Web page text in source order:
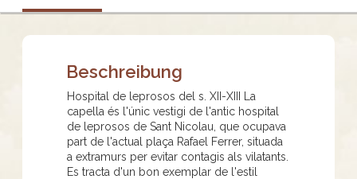
Beschreibung
Hospital de leprosos del s. XII-XIII La
capella és l'únic vestigi de l'antic hospital
de leprosos de Sant Nicolau, que ocupava
part de l'actual plaça Rafael Ferrer, situada
a extramurs per evitar contagis als vilatants.
Es tracta d'un bon exemplar de l'estil